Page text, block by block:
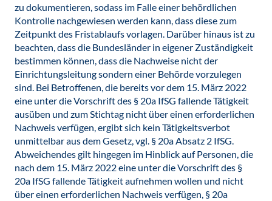
zu dokumentieren, sodass im Falle einer behördlichen
Kontrolle nachgewiesen werden kann, dass diese zum
Zeitpunkt des Fristablaufs vorlagen. Darüber hinaus ist zu
beachten, dass die Bundesländer in eigener Zuständigkeit
bestimmen können, dass die Nachweise nicht der
Einrichtungsleitung sondern einer Behörde vorzulegen
sind. Bei Betroffenen, die bereits vor dem 15. März 2022
eine unter die Vorschrift des § 20a IfSG fallende Tätigkeit
ausüben und zum Stichtag nicht über einen erforderlichen
Nachweis verfügen, ergibt sich kein Tätigkeitsverbot
unmittelbar aus dem Gesetz, vgl. § 20a Absatz 2 IfSG.
Abweichendes gilt hingegen im Hinblick auf Personen, die
nach dem 15. März 2022 eine unter die Vorschrift des §
20a IfSG fallende Tätigkeit aufnehmen wollen und nicht
über einen erforderlichen Nachweis verfügen, § 20a